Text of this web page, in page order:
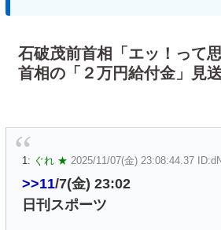
石破茂前首相「エッ！って
首相の「２万円給付金」見
1: ぐれ ★ 2025/11/07(金) 23:08:44.37
>>11/7(金) 23:02
日刊スポーツ